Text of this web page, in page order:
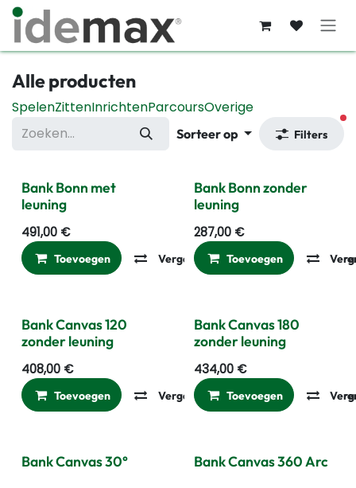
Overslaan naar inhoud
Alle producten
SpelenZittenInrichtenParcoursOverige
Sorteer op Filters
Bank Bonn met
leuning
491,00 €
Toevoegen Vergelijken Toevoegen aan
Bank Bonn zonder
leuning
287,00€
Toevoegen
Bank Canvas 120
zonder leuning
408,00 €
Toevoegen Vergelijken Toevoegen aan
Bank Canvas 180
zonder leuning
434,00€
Toevoegen
Bank Canvas 30° Bank Canvas 360 Arc